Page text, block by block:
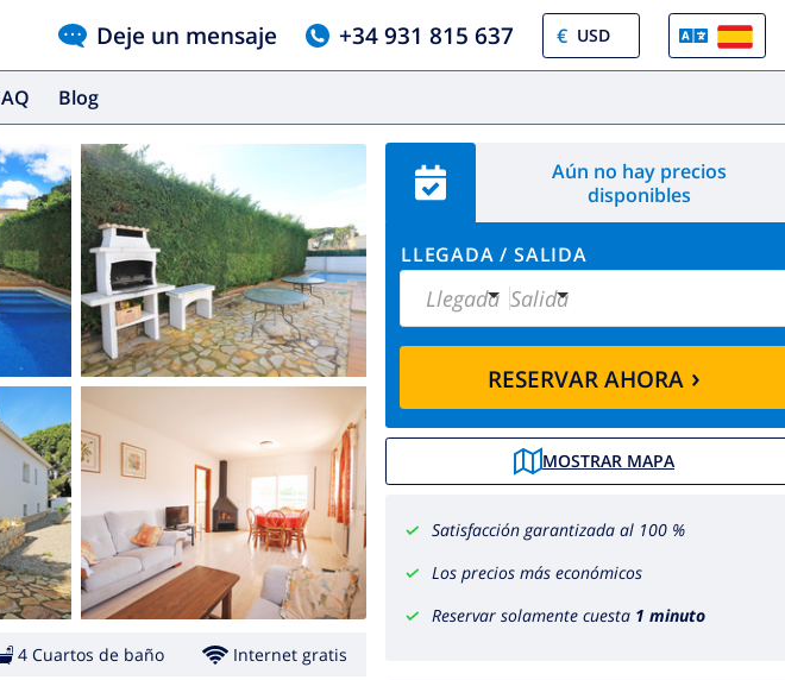
Deje un mensaje +34 931 815 637 €
FAQ Blog
Aún no hay precios
disponibles
LLEGADA / SALIDA
Llegada Salida
RESERVAR AHORA ›
MOSTRAR MAPA
Satisfacción garantizada al 100 %
Los precios más económicos
Reservar solamente cuesta 1 minuto
4 Cuartos de baño Internet gratis